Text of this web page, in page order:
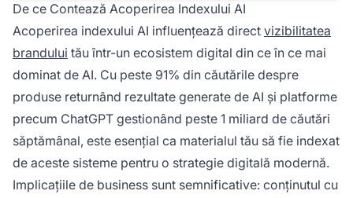
De ce Contează Acoperirea Indexului AI
Acoperirea indexului AI influențează direct vizibilitatea
brandului tău într-un ecosistem digital din ce în ce mai
dominat de AI. Cu peste 91% din căutările despre
produse returnând rezultate generate de AI și platforme
precum ChatGPT gestionând peste 1 miliard de căutări
săptămânal, este esențial ca materialul tău să fie indexat
de aceste sisteme pentru o strategie digitală modernă.
Implicațiile de business sunt semnificative: conținutul cu